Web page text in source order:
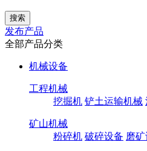
发布产品
全部产品分类
机械设备
工程机械
挖掘机 铲土运输机械
矿山机械
粉碎机 破碎设备 磨